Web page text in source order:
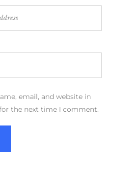
email, and website in
the next time I comment.